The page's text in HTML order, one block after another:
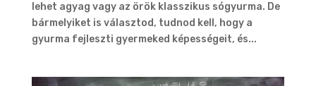
lehet agyag vagy az örök klasszikus sógyurma. De
bármelyiket is választod, tudnod kell, hogy a
gyurma fejleszti gyermeked képességeit, és...